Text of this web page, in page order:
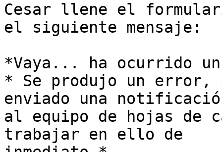
Cesar llene el
el siguiente mensaje:
*Vaya... ha ocurrido
* Se produjo un error,
enviado una
al equipo de hojas de
trabajar en ello de